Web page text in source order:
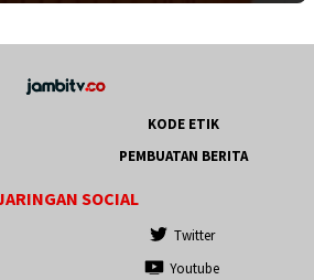
KODE ETIK
PEMBUATAN BERITA
SOCIAL
Twitter
Youtube